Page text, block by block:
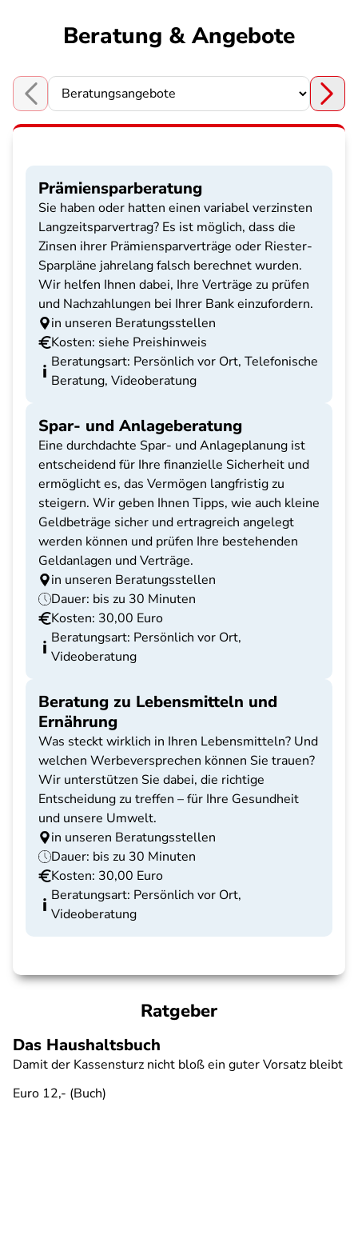
Beratung & Angebote
Choose a section
Prämiensparberatung
Sie haben oder hatten einen variabel verzinsten
Langzeitsparvertrag? Es ist möglich, dass die
Zinsen ihrer Prämiensparverträge oder Riester-
Sparpläne jahrelang falsch berechnet wurden.
Wir helfen Ihnen dabei, Ihre Verträge zu prüfen
und Nachzahlungen bei Ihrer Bank einzufordern.
in unseren Beratungsstellen
Kosten: siehe Preishinweis
Beratungsart: Persönlich vor Ort, Telefonische
Beratung, Videoberatung
Spar- und Anlageberatung
Eine durchdachte Spar- und Anlageplanung ist
entscheidend für Ihre finanzielle Sicherheit und
ermöglicht es, das Vermögen langfristig zu
steigern. Wir geben Ihnen Tipps, wie auch kleine
Geldbeträge sicher und ertragreich angelegt
werden können und prüfen Ihre bestehenden
Geldanlagen und Verträge.
in unseren Beratungsstellen
Dauer: bis zu 30 Minuten
Kosten: 30,00 Euro
Beratungsart: Persönlich vor Ort,
Videoberatung
Beratung zu Lebensmitteln und
Ernährung
Was steckt wirklich in Ihren Lebensmitteln? Und
welchen Werbeversprechen können Sie trauen?
Wir unterstützen Sie dabei, die richtige
Entscheidung zu treffen – für Ihre Gesundheit
und unsere Umwelt.
in unseren Beratungsstellen
Dauer: bis zu 30 Minuten
Kosten: 30,00 Euro
Beratungsart: Persönlich vor Ort,
Videoberatung
Ratgeber
Das Haushaltsbuch
Damit der Kassensturz nicht bloß ein guter Vorsatz bleibt
Euro 12,- (Buch)